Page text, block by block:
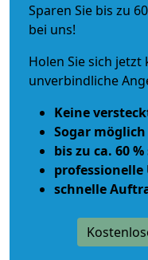
Sparen Sie bis zu
bei uns!
Holen Sie sich
unverbindliche
Keine
Sogar
bis zu ca. 60
schnelle